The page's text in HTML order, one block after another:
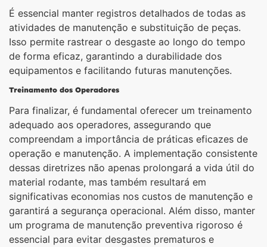
É essencial manter registros detalhados de todas as
atividades de manutenção e substituição de peças.
Isso permite rastrear o desgaste ao longo do tempo
de forma eficaz, garantindo a durabilidade dos
equipamentos e facilitando futuras manutenções.
Treinamento dos Operadores
Para finalizar, é fundamental oferecer um treinamento
adequado aos operadores, assegurando que
compreendam a importância de práticas eficazes de
operação e manutenção. A implementação consistente
dessas diretrizes não apenas prolongará a vida útil do
material rodante, mas também resultará em
significativas economias nos custos de manutenção e
garantirá a segurança operacional. Além disso, manter
um programa de manutenção preventiva rigoroso é
essencial para evitar desgastes prematuros e